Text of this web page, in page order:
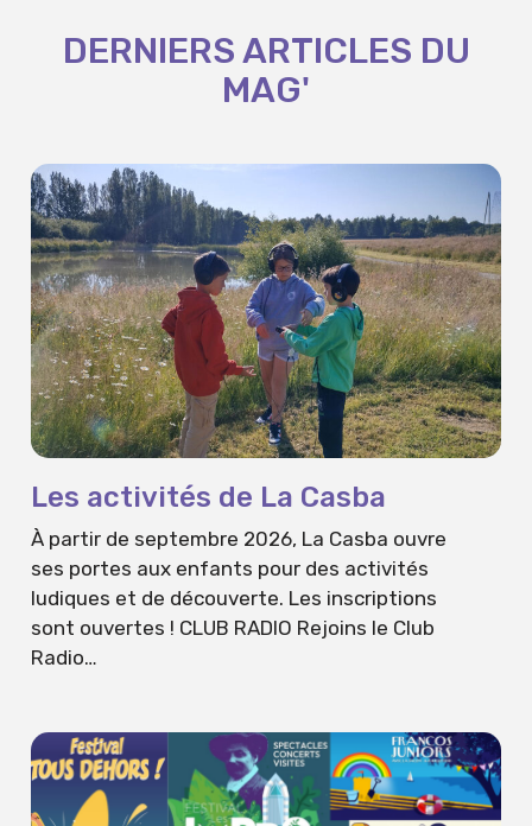
DERNIERS ARTICLES DU
MAG'
Les activités de La Casba
À partir de septembre 2026, La Casba ouvre
ses portes aux enfants pour des activités
ludiques et de découverte. Les inscriptions
sont ouvertes ! CLUB RADIO Rejoins le Club
Radio…